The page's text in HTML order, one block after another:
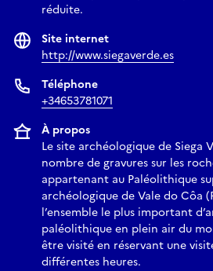
réduite.
Site internet
http://www.siegaverde.es
Téléphone
+34653781071
À propos
Le site archéologique de Siega
nombre de gravures sur les
appartenant au Paléolithique
archéologique de Vale do Côa
l’ensemble le plus important
paléolithique en plein air du
être visité en réservant une
différentes heures.